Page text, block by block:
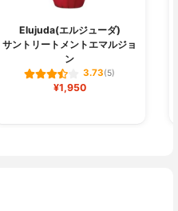
Elujuda(エルジューダ)
サントリートメントエマルジョ
ン
3.73(5)
¥1,950